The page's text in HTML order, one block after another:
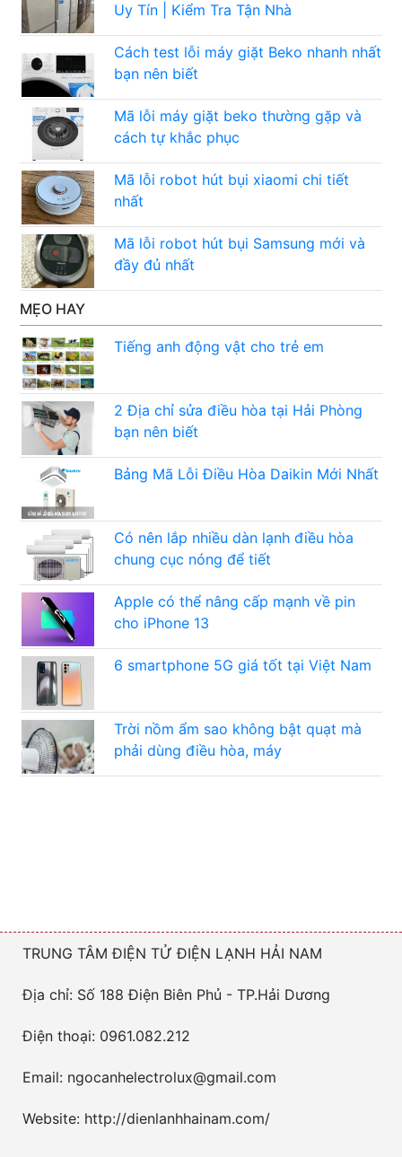
Uy Tín | Kiểm Tra Tận Nhà
Cách test lỗi máy giặt Beko nhanh nhất
bạn nên biết
Mã lỗi máy giặt beko thường gặp và
cách tự khắc phục
Mã lỗi robot hút bụi xiaomi chi tiết
nhất
Mã lỗi robot hút bụi Samsung mới và
đầy đủ nhất
MẸO HAY
Tiếng anh động vật cho trẻ em
2 Địa chỉ sửa điều hòa tại Hải Phòng
bạn nên biết
Bảng Mã Lỗi Điều Hòa Daikin Mới Nhất
Có nên lắp nhiều dàn lạnh điều hòa
chung cục nóng để tiết
Apple có thể nâng cấp mạnh về pin
cho iPhone 13
6 smartphone 5G giá tốt tại Việt Nam
Trời nồm ẩm sao không bật quạt mà
phải dùng điều hòa, máy
TRUNG TÂM ĐIỆN TỬ ĐIỆN LẠNH HẢI NAM
Địa chỉ: Số 188 Điện Biên Phủ - TP.Hải Dương
Điện thoại: 0961.082.212
Email: ngocanhelectrolux@gmail.com
Website: http://dienlanhhainam.com/